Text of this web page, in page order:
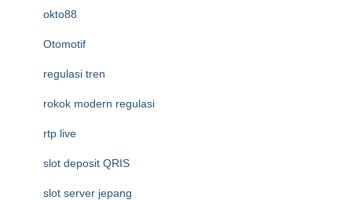
okto88
Otomotif
regulasi tren
rokok modern regulasi
rtp live
slot deposit QRIS
slot server jepang